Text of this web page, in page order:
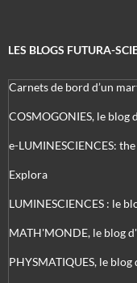
LES BLOGS FUTURA-
Carnets de bord d’un
COSMOGONIES, le
e-LUMINESCIENCES:
Explora
LUMINESCIENCES : le
MATH'MONDE, le blog
PHYSMATIQUES, le